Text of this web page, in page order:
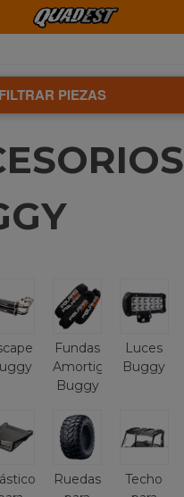
FILTRAR PIEZAS
Fundas
Amortiguador
Buggy
Luces
Buggy
Ruedas
Techo